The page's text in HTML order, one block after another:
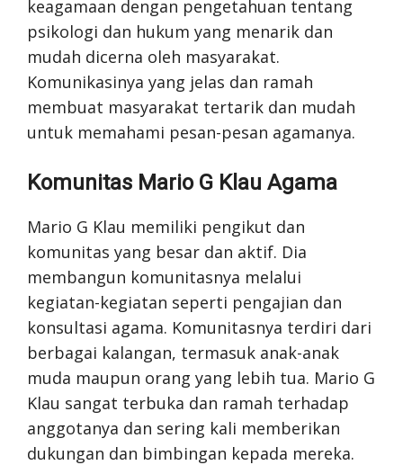
keagamaan dengan pengetahuan tentang
psikologi dan hukum yang menarik dan
mudah dicerna oleh masyarakat.
Komunikasinya yang jelas dan ramah
membuat masyarakat tertarik dan mudah
untuk memahami pesan-pesan agamanya.
Komunitas Mario G Klau Agama
Mario G Klau memiliki pengikut dan
komunitas yang besar dan aktif. Dia
membangun komunitasnya melalui
kegiatan-kegiatan seperti pengajian dan
konsultasi agama. Komunitasnya terdiri dari
berbagai kalangan, termasuk anak-anak
muda maupun orang yang lebih tua. Mario G
Klau sangat terbuka dan ramah terhadap
anggotanya dan sering kali memberikan
dukungan dan bimbingan kepada mereka.